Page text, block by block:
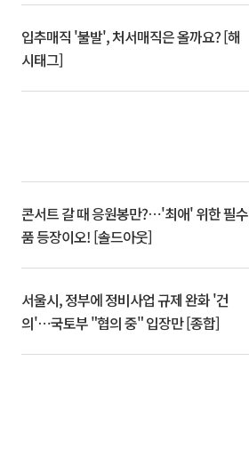
입추매직 '불발', 처서매직은 올까요? [해
시태그]
콘서트 갈 때 응원봉만?⋯'최애' 위한 필수
품 등장이오! [솔드아웃]
서울시, 정부에 정비사업 규제 완화 '건
의'⋯국토부 "협의 중" 입장만 [종합]